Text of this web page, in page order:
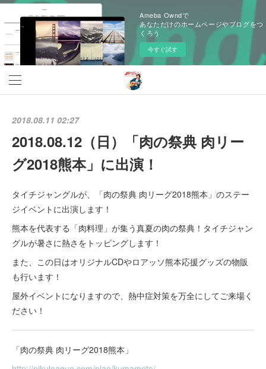
Ameba Owndで
あなただけのホームページやブログをつ
くろう
今すぐ試す
2018.08.11 02:27
2018.08.12（日）「肉の祭典 肉リー
グ2018熊本」に出演！
タイチジャングルが、「肉の祭典 肉リーグ2018熊本」のステー
ジイベントに出演します！
熊本を代表する「肉料理」が集う真夏の肉の祭典！タイチジャン
グルが暑さに熱さをトッピングします！
また、この日はオリジナルCDやロアッソ熊本応援グッズの物販
も行います！
屋外イベントになりますので、熱中症対策を万全にしてご来場く
ださい！
「肉の祭典 肉リーグ2018熊本」